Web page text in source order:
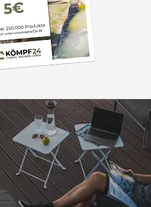
/ 5
„Super schnell
100%. Alles wie
“